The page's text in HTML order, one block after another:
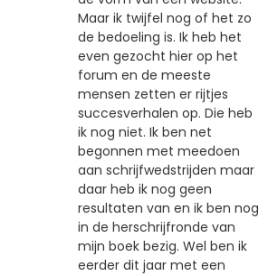
Maar ik twijfel nog of het zo
de bedoeling is. Ik heb het
even gezocht hier op het
forum en de meeste
mensen zetten er rijtjes
succesverhalen op. Die heb
ik nog niet. Ik ben net
begonnen met meedoen
aan schrijfwedstrijden maar
daar heb ik nog geen
resultaten van en ik ben nog
in de herschrijfronde van
mijn boek bezig. Wel ben ik
eerder dit jaar met een